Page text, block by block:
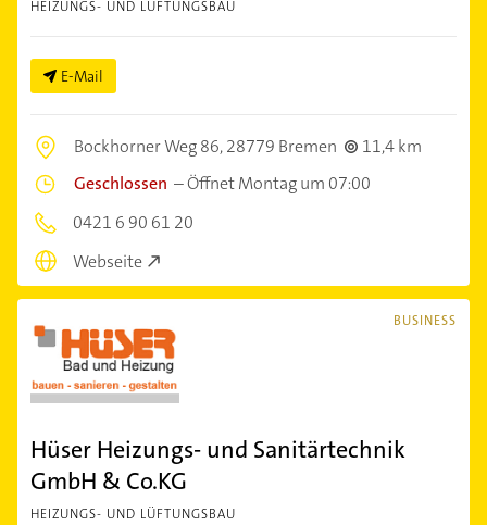
HEIZUNGS- UND LÜFTUNGSBAU
E-Mail
Bockhorner Weg 86,28779 Bremen
11,4 km
Geschlossen –Öffnet Montag um 07:00
0421 6 90 61 20
Webseite
BUSINESS
Hüser Heizungs- und Sanitärtechnik
GmbH & Co.KG
HEIZUNGS- UND LÜFTUNGSBAU